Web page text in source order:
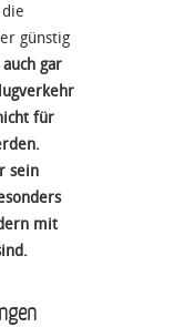
günstig
gar
für
sein
mit